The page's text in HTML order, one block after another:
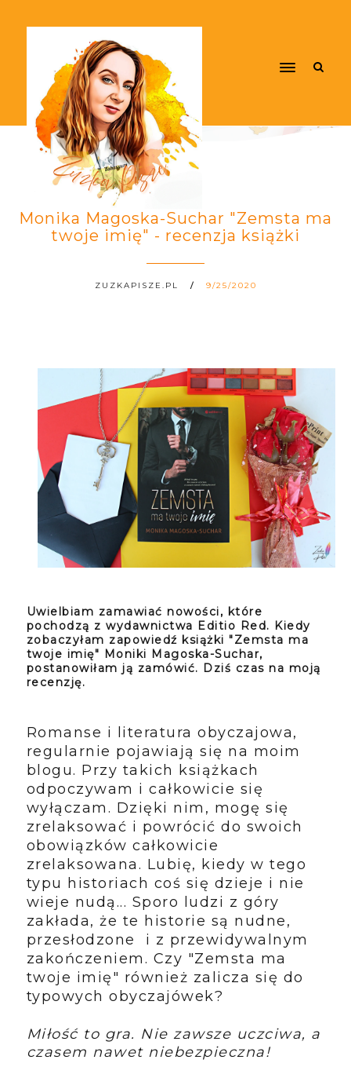
Monika Magoska-Suchar "Zemsta ma
twoje imię" - recenzja książki
ZUZKAPISZE.PL 9/25/2020
Uwielbiam zamawiać nowości, które
pochodzą z wydawnictwa Editio Red. Kiedy
zobaczyłam zapowiedź książki "Zemsta ma
twoje imię" Moniki Magoska-Suchar,
postanowiłam ją zamówić. Dziś czas na moją
recenzję.
Romanse i literatura obyczajowa,
regularnie pojawiają się na moim
blogu. Przy takich książkach
odpoczywam i całkowicie się
wyłączam. Dzięki nim, mogę się
zrelaksować i powrócić do swoich
obowiązków całkowicie
zrelaksowana. Lubię, kiedy w tego
typu historiach coś się dzieje i nie
wieje nudą... Sporo ludzi z góry
zakłada, że te historie są nudne,
przesłodzone i z przewidywalnym
zakończeniem. Czy "Zemsta ma
twoje imię" również zalicza się do
typowych obyczajówek?
Miłość to gra. Nie zawsze uczciwa, a
czasem nawet niebezpieczna!